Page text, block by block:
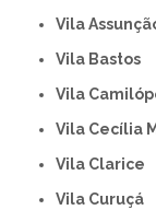
Vila
Vila Bastos
Vila
Vila Cecília
Vila Clarice
Vila Curuçá